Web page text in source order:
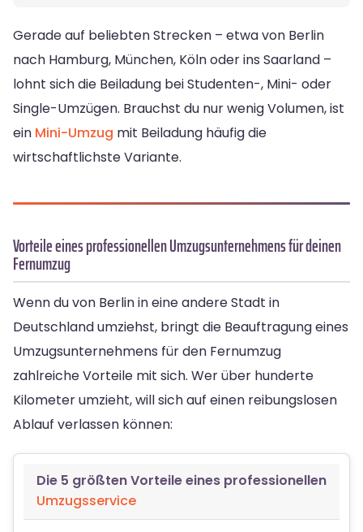
Gerade auf beliebten Strecken – etwa von Berlin
nach Hamburg, München, Köln oder ins Saarland –
lohnt sich die Beiladung bei Studenten-, Mini- oder
Single-Umzügen. Brauchst du nur wenig Volumen, ist
ein Mini-Umzug mit Beiladung häufig die
wirtschaftlichste Variante.
Vorteile eines professionellen Umzugsunternehmens für deinen
Fernumzug
Wenn du von Berlin in eine andere Stadt in
Deutschland umziehst, bringt die Beauftragung eines
Umzugsunternehmens für den Fernumzug
zahlreiche Vorteile mit sich. Wer über hunderte
Kilometer umzieht, will sich auf einen reibungslosen
Ablauf verlassen können:
Die 5 größten Vorteile eines professionellen
Umzugsservice